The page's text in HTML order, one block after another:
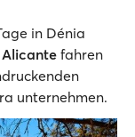
in Dénia
Alicante fahren
unternehmen.